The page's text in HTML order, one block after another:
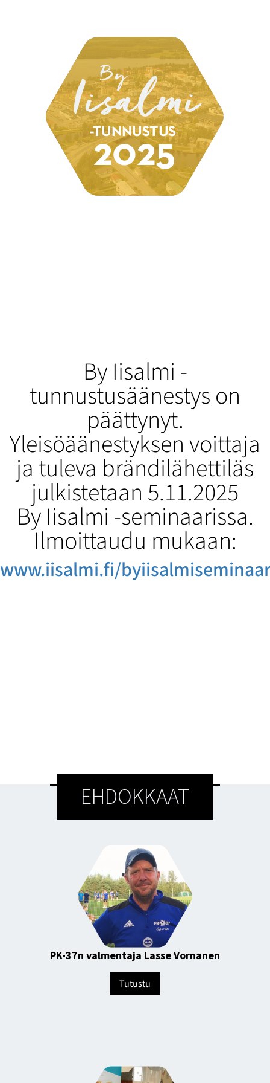
By Iisalmi -
tunnustusäänestys on
päättynyt.
Yleisöäänestyksen voittaja
ja tuleva brändilähettiläs
julkistetaan 5.11.2025
By Iisalmi -seminaarissa.
Ilmoittaudu mukaan:
www.iisalmi.fi/
EHDOKKAAT
PK-37n valmentaja Lasse Vornanen
Tutustu